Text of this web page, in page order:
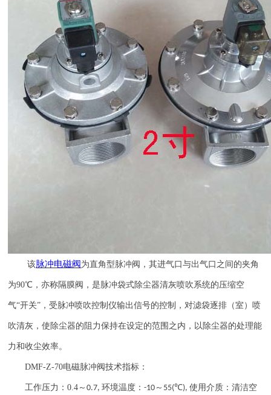
该脉冲电磁阀为直角型脉冲阀，其进气口与出气口之间的夹角
为90℃，亦称隔膜阀，是脉冲袋式除尘器清灰喷吹系统的压缩空
气“开关”，受脉冲喷吹控制仪输出信号的控制，对滤袋逐排（室）喷
吹清灰，使除尘器的阻力保持在设定的范围之内，以除尘器的处理能
力和收尘效率。
DMF-Z-70电磁脉冲阀技术指标：
工作压力：0.4 ～0.7,环境温度：-10 ～ 55(℃),使用介质：清洁空